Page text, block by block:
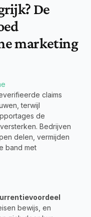
De
marketing
claims
terwijl
de
Bedrijven
delen, vermijden
band met
bewijs, en